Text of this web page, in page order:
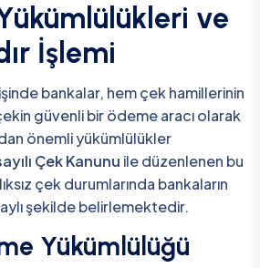
ve
İşlemi
bankalar, hem çek hamillerinin
güvenli bir ödeme aracı olarak
önemli yükümlülükler
Çek Kanunu ile düzenlenen bu
çek durumlarında bankaların
şekilde belirlemektedir.
Yükümlülüğü